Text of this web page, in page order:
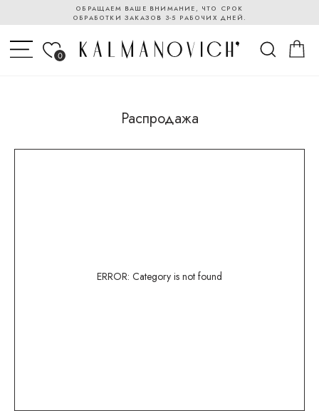
ОБРАЩАЕМ ВАШЕ ВНИМАНИЕ, ЧТО СРОК
ОБРАБОТКИ ЗАКАЗОВ 3-5 РАБОЧИХ ДНЕЙ.
Распродажа
ERROR: Category is not found